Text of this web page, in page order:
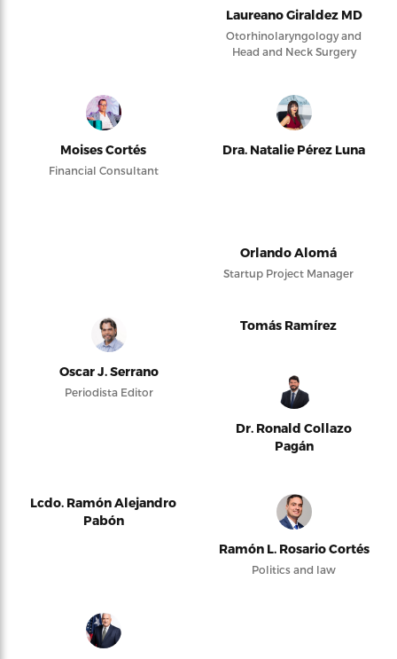
Laureano Giraldez MD
Otorhinolaryngology and
Head and Neck Surgery
Moises Cortés
Financial Consultant
Dra. Natalie Pérez Luna
Orlando Alomá
Startup Project Manager
Oscar J. Serrano
Periodista Editor
Tomás Ramírez
Dr. Ronald Collazo
Pagán
Lcdo. Ramón Alejandro
Pabón
Ramón L. Rosario Cortés
Politics and law